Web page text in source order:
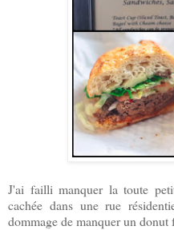
J'ai failli manquer la toute
cachée dans une rue
dommage de manquer un